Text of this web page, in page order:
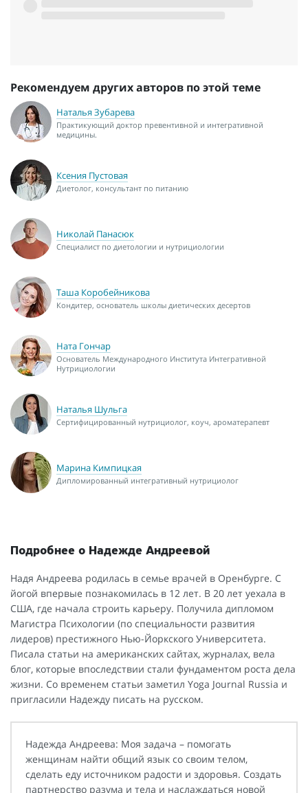
Рекомендуем других авторов по этой теме
Наталья Зубарева
Практикующий доктор превентивной и интегративной
медицины.
Ксения Пустовая
Диетолог, консультант по питанию
Николай Панасюк
Специалист по диетологии и нутрициологии
Таша Коробейникова
Кондитер, основатель школы диетических десертов
Ната Гончар
Основатель Международного Института Интегративной
Нутрициологии
Наталья Шульга
Сертифицированный нутрициолог, коуч, ароматерапевт
Марина Кимпицкая
Дипломированный интегративный нутрициолог
Подробнее о Надежде Андреевой
Надя Андреева родилась в семье врачей в Оренбурге. С
йогой впервые познакомилась в 12 лет. В 20 лет уехала в
США, где начала строить карьеру. Получила дипломом
Магистра Психологии (по специальности развития
лидеров) престижного Нью-Йоркского Университета.
Писала статьи на американских сайтах, журналах, вела
блог, которые впоследствии стали фундаментом роста дела
жизни. Со временем статьи заметил Yoga Journal Russia и
пригласили Надежду писать на русском.
Надежда Андреева: Моя задача – помогать
женщинам найти общий язык со своим телом,
сделать еду источником радости и здоровья. Создать
партнерство разума и тела и наслаждаться новой